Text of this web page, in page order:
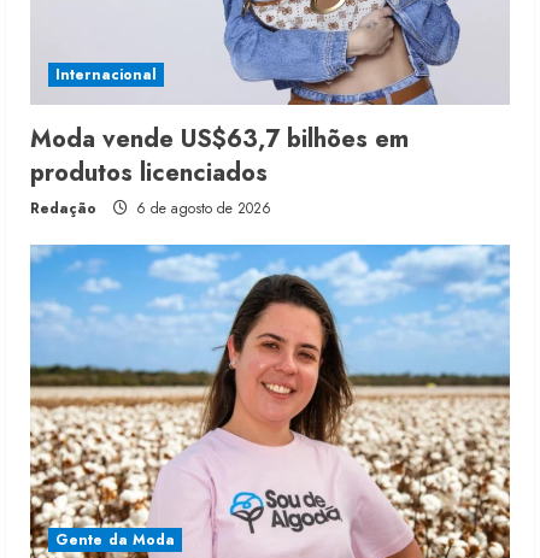
Internacional
Moda vende US$63,7 bilhões em
produtos licenciados
Redação 6 de agosto de 2026
Gente da Moda